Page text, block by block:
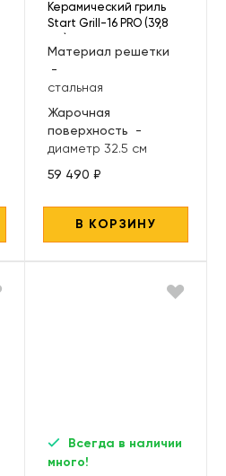
Керамический гриль
Start Grill-16 PRO (39,8
Материал решетки
-
стальная
Жарочная
поверхность
-
диаметр 32.5 см
59 490 ₽
В КОРЗИНУ
Всегда в наличии
много!